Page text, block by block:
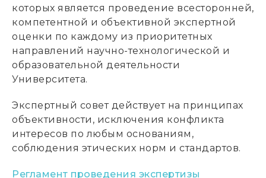
которых является проведение всесторонней,
компетентной и объективной экспертной
оценки по каждому из приоритетных
направлений научно-технологической и
образовательной деятельности
Университета.
Экспертный совет действует на принципах
объективности, исключения конфликта
интересов по любым основаниям,
соблюдения этических норм и стандартов.
Регламент проведения экспертизы